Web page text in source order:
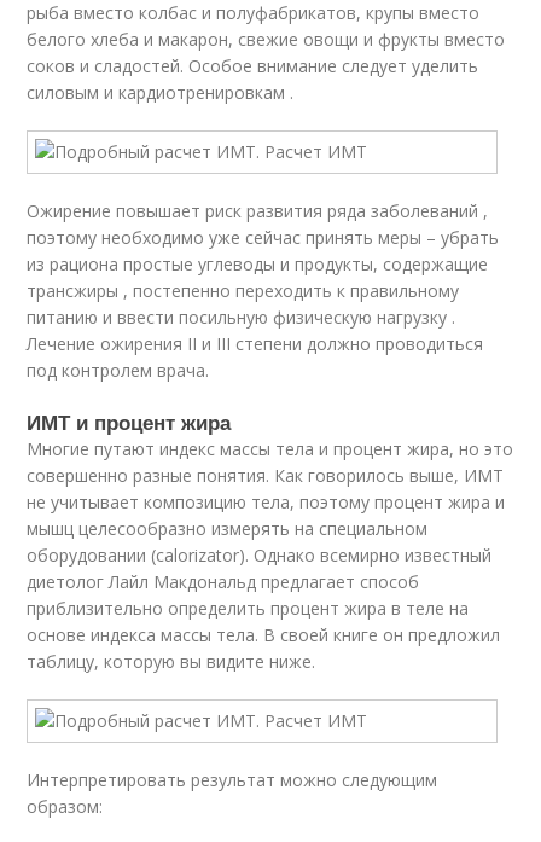
рыба вместо колбас и полуфабрикатов, крупы вместо
белого хлеба и макарон, свежие овощи и фрукты вместо
соков и сладостей. Особое внимание следует уделить
силовым и кардиотренировкам .
Ожирение повышает риск развития ряда заболеваний ,
поэтому необходимо уже сейчас принять меры – убрать
из рациона простые углеводы и продукты, содержащие
трансжиры , постепенно переходить к правильному
питанию и ввести посильную физическую нагрузку .
Лечение ожирения II и III степени должно проводиться
под контролем врача.
ИМТ и процент жира
Многие путают индекс массы тела и процент жира, но это
совершенно разные понятия. Как говорилось выше, ИМТ
не учитывает композицию тела, поэтому процент жира и
мышц целесообразно измерять на специальном
оборудовании (calorizator). Однако всемирно известный
диетолог Лайл Макдональд предлагает способ
приблизительно определить процент жира в теле на
основе индекса массы тела. В своей книге он предложил
таблицу, которую вы видите ниже.
Интерпретировать результат можно следующим
образом: